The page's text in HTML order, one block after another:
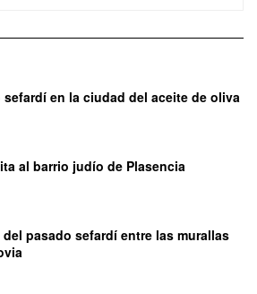
sefardí en la ciudad del aceite de oliva
al barrio judío de Plasencia
del pasado sefardí entre las murallas